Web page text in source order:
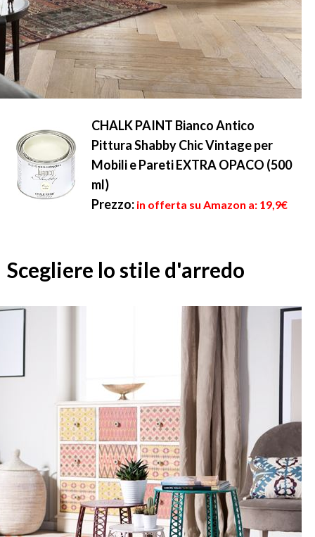
CHALK PAINT Bianco Antico
Pittura Shabby Chic Vintage per
Mobili e Pareti EXTRA OPACO (500
ml)
Prezzo: in offerta su Amazon a: 19,9€
Scegliere lo stile d'arredo